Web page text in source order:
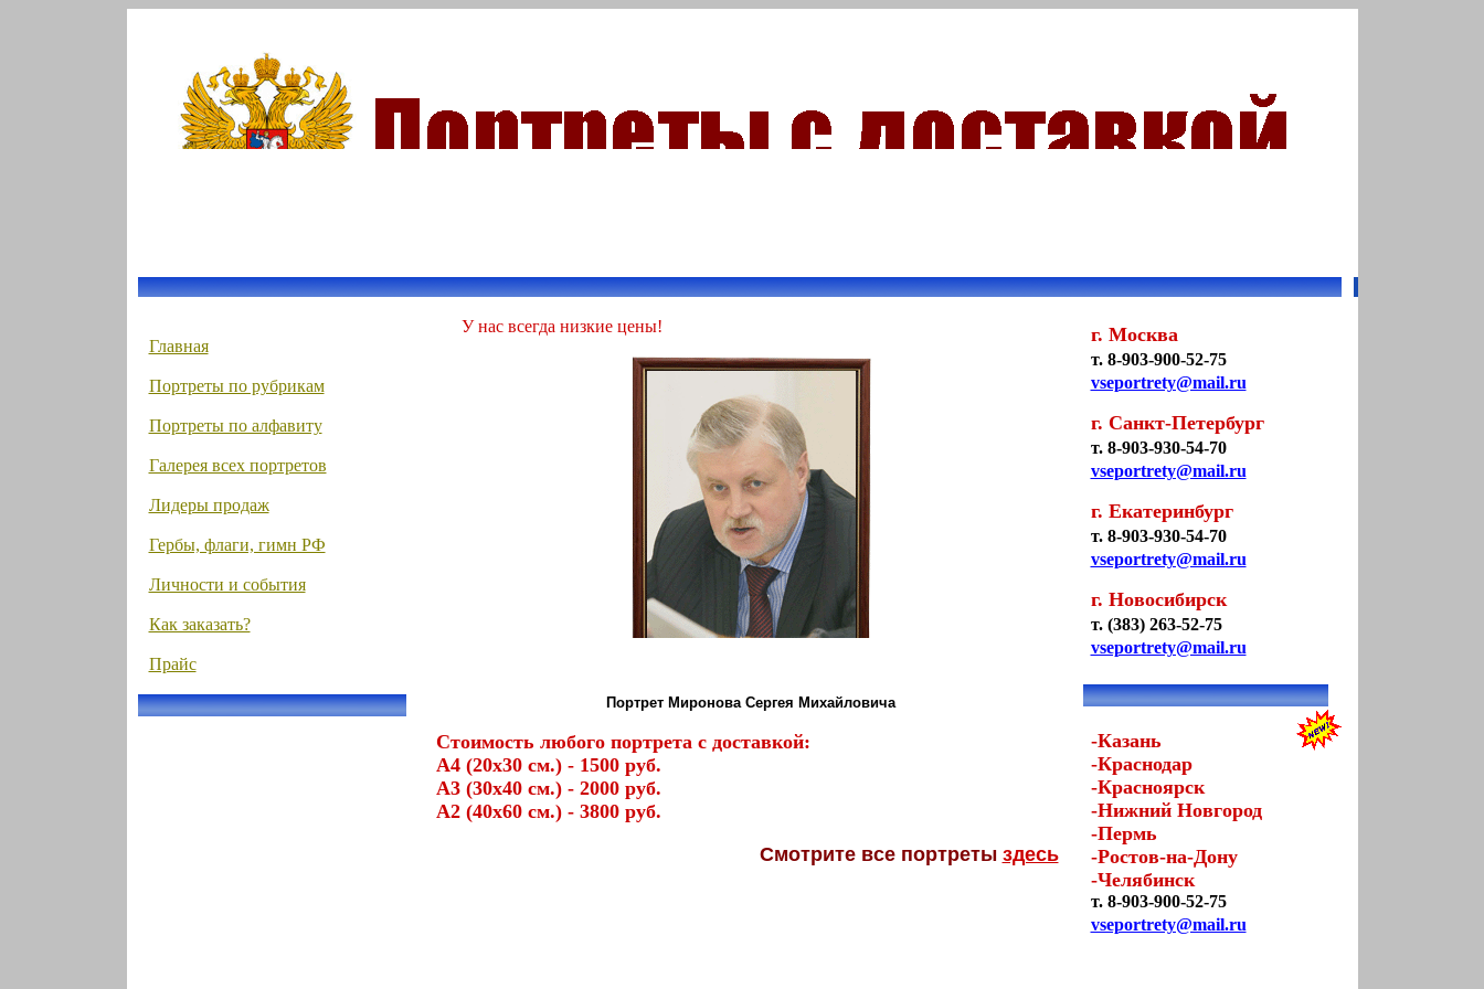
Главная
Портреты по рубрикам
Портреты по алфавиту
Галерея всех портретов
Лидеры продаж
Гербы, флаги, гимн РФ
Личности и события
Как заказать?
Прайс
У нас всегда низкие цены!
Портрет Миронова Сергея Михайловича
Стоимость любого портрета с доставкой:
А4 (20х30 см.) - 1500 руб.
А3 (30х40 см.) - 2000 руб.
А2 (40х60 см.) - 3800 руб.
Смотритевсе портреты здесь
г. Москва
т. 8-903-900-52-75
vseportrety@mail.ru
г. Санкт-Петербург
т. 8-903-930-54-70
vseportrety@mail.ru
г. Екатеринбург
т. 8-903-930-54-70
vseportrety@mail.ru
г. Новосибирск
т. (383) 263-52-75
vseportrety@mail.ru
-Казань
-Краснодар
-Красноярск
-Нижний Новгород
-Пермь
-Ростов-на-Дону
-Челябинск
т. 8-903-900-52-75
vseportrety@mail.ru